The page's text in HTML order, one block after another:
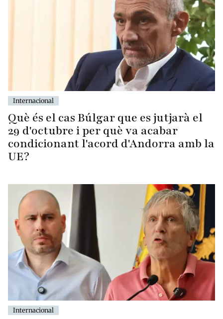
Internacional
Què és el cas Búlgar que es jutjarà el
29 d'octubre i per què va acabar
condicionant l'acord d'Andorra amb la
UE?
Internacional